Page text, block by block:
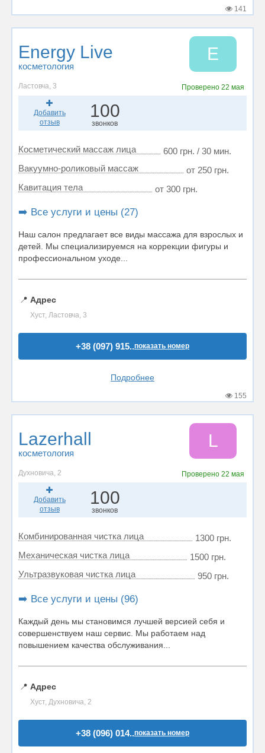
141
Energy Live
косметология
E
Ластовча, 3 Проверено22 мая
Добавить
отзыв
100
звонков
Косметический массаж лица
600 грн. / 30 мин.
Вакуумно-роликовый массаж
от 250 грн.
Кавитация тела
от 300 грн.
➡️ Все услуги и цены (27)
Наш салон предлагает все виды массажа для взрослых и
детей. Мы специализируемся на коррекции фигуры и
профессиональном уходе...
📍 Адрес
Хуст, Ластовча, 3
+38 (097) 915..показать номер
Подробнее
155
Lazerhall
косметология
L
Духновича, 2 Проверено22 мая
Добавить
отзыв
100
звонков
Комбинированная чистка лица
1300 грн.
Механическая чистка лица
1500 грн.
Ультразвуковая чистка лица
950 грн.
➡️ Все услуги и цены (96)
Каждый день мы становимся лучшей версией себя и
совершенствуем наш сервис. Мы работаем над
повышением качества обслуживания...
📍 Адрес
Хуст, Духновича, 2
+38 (096) 014..показать номер